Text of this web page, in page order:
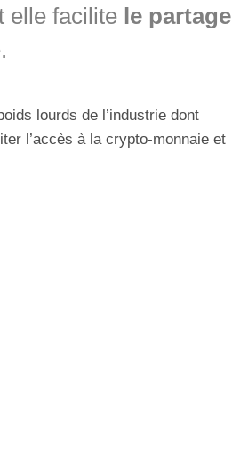
elle facilitele partage
lourds de l’industrie dont
l’accès à la crypto-monnaie et